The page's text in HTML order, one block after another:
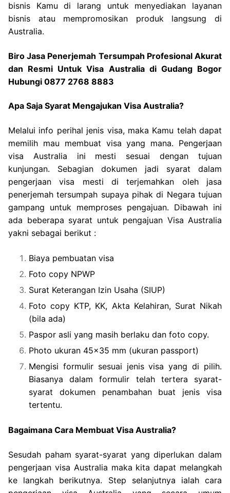
bisnis Kamu di larang untuk menyediakan layanan
bisnis atau mempromosikan produk langsung di
Australia.
Biro Jasa Penerjemah Tersumpah Profesional Akurat
dan Resmi Untuk Visa Australia di Gudang Bogor
Hubungi 0877 2768 8883
Apa Saja Syarat Mengajukan Visa Australia?
Melalui info perihal jenis visa, maka Kamu telah dapat
memilih mau membuat visa yang mana. Pengerjaan
visa Australia ini mesti sesuai dengan tujuan
kunjungan. Sebagian dokumen jadi syarat dalam
pengerjaan visa mesti di terjemahkan oleh jasa
penerjemah tersumpah supaya pihak di Negara tujuan
gampang untuk memproses pengajuan. Dibawah ini
ada beberapa syarat untuk pengajuan Visa Australia
yakni sebagai berikut :
Biaya pembuatan visa
Foto copy NPWP
Surat Keterangan Izin Usaha (SIUP)
Foto copy KTP, KK, Akta Kelahiran, Surat Nikah
(bila ada)
Paspor asli yang masih berlaku dan foto copy.
Photo ukuran 45×35 mm (ukuran passport)
Mengisi formulir sesuai jenis visa yang di pilih.
Biasanya dalam formulir telah tertera syarat-
syarat dokumen penambahan buat jenis visa
tertentu.
Bagaimana Cara Membuat Visa Australia?
Sesudah paham syarat-syarat yang diperlukan dalam
pengerjaan visa Australia maka kita dapat melangkah
ke langkah berikutnya. Step selanjutnya ialah cara